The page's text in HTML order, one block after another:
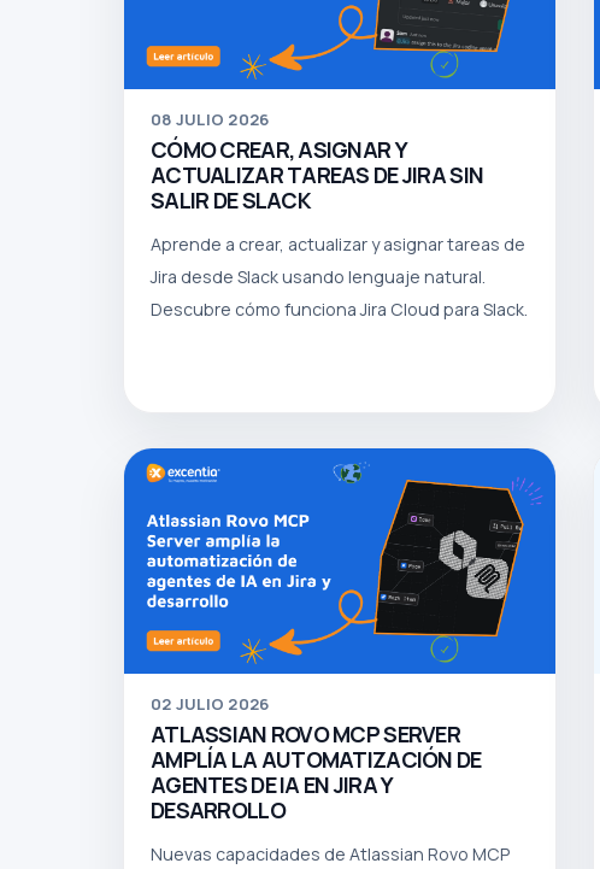
08 JULIO 2026
CÓMO CREAR, ASIGNAR Y
ACTUALIZAR TAREAS DE JIRA SIN
SALIR DE SLACK
Aprende a crear, actualizar y asignar tareas de
Jira desde Slack usando lenguaje natural.
Descubre cómo funciona Jira Cloud para Slack.
02 JULIO 2026
ATLASSIAN ROVO MCP SERVER
AMPLÍA LA AUTOMATIZACIÓN DE
AGENTES DE IA EN JIRA Y
DESARROLLO
Nuevas capacidades de Atlassian Rovo MCP